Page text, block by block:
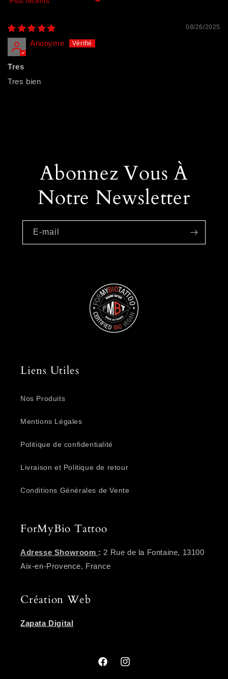
Sort by
08/26/2025
Anonyme
Tres
Tres bien
Abonnez Vous À
Notre Newsletter
E-mail
Liens Utiles
Nos Produits
Mentions Légales
Politique de confidentialité
Livraison et Politique de retour
Conditions Générales de Vente
ForMyBio Tattoo
Adresse Showroom : 2 Rue de la Fontaine, 13100
Aix-en-Provence, France
Création Web
Zapata Digital
FacebookInstagram